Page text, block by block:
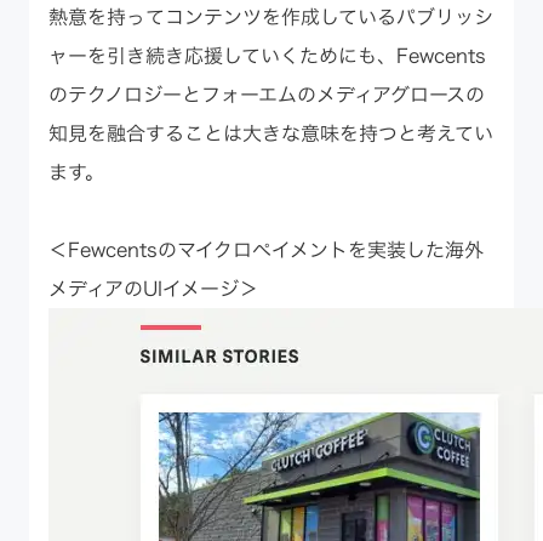
熱意を持ってコンテンツを作成しているパブリッシ
ャーを引き続き応援していくためにも、Fewcents
のテクノロジーとフォーエムのメディアグロースの
知見を融合することは大きな意味を持つと考えてい
ます。
＜Fewcentsのマイクロペイメントを実装した海外
メディアのUIイメージ＞